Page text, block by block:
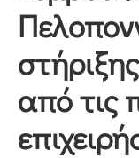
από τις